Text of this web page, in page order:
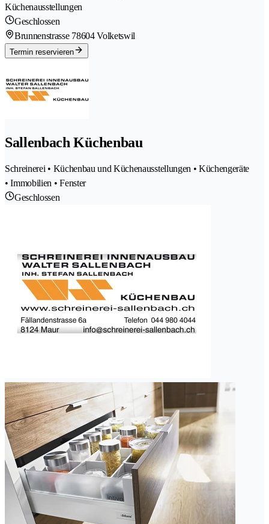
Küchenausstellungen
Geschlossen
Brunnenstrasse 78604 Volketswil
Termin reservieren
Sallenbach Küchenbau
Schreinerei • Küchenbau und Küchenausstellungen • Küchengeräte
• Immobilien • Fenster
Geschlossen